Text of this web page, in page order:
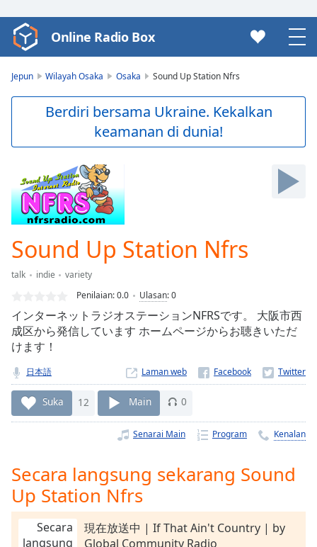
Video
Player
Skip
Skip
Forward
Mute
Current
Loaded:
Stream
TypeLIVE
Seek to
live,
currently
behind
liveLIVE
Remaining
Time-
Playback
Rate
Chapters
Online Radio Box
Jepun Wilayah Osaka Osaka Sound Up Station Nfrs
Berdiri bersama Ukraine. Kekalkan
keamanan di dunia!
Sound Up Station Nfrs
talk indie
variety
Penilaian:0.0 Ulasan:0
インターネットラジオステーションNFRSです。 大阪市西
成区から発信しています ホームページからお聴きいただ
けます！
日本語 Laman web
Suka 12 Main 0
Senarai Main Program Kenalan
Secara langsung sekarang Sound
Up Station Nfrs
Secara
langsung
現在放送中 | If That Ain't Country | by
Global Community Radio